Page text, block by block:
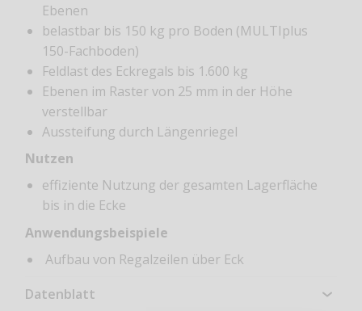
Ebenen
belastbar bis 150 kg pro Boden (MULTIplus
150-Fachboden)
Feldlast des Eckregals bis 1.600 kg
Ebenen im Raster von 25 mm in der Höhe
verstellbar
Aussteifung durch Längenriegel
Nutzen
effiziente Nutzung der gesamten Lagerfläche
bis in die Ecke
Anwendungsbeispiele
Aufbau von Regalzeilen über Eck
Datenblatt